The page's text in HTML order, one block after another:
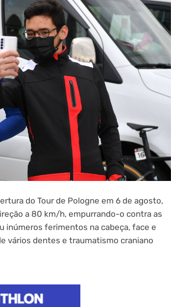
do Tour de Pologne em 6 de agosto,
a 80 km/h, empurrando-o contra as
inúmeros ferimentos na cabeça, face e
vários dentes e traumatismo craniano